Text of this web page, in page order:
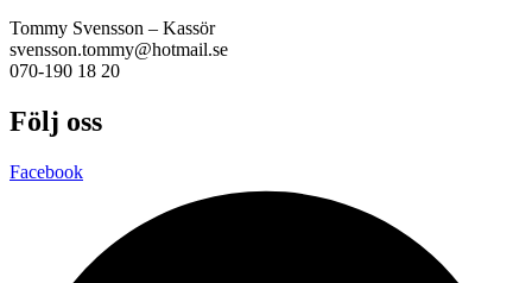
Tommy Svensson – Kassör
svensson.tommy@hotmail.se
070-190 18 20
Följ oss
Facebook